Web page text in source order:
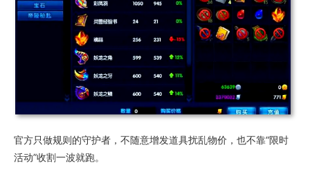
官方只做规则的守护者，不随意增发道具扰乱物价，也不靠“限时
活动”收割一波就跑。